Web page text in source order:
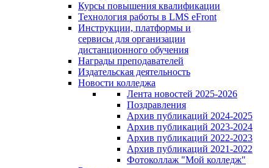
Курсы повышения квалификации
Технология работы в LMS eFront
Инструкции, платформы и
сервисы для организации
дистанционного обучения
Награды преподавателей
Издательская деятельность
Новости колледжа
Лента новостей 2025-2026
Поздравления
Архив публикаций 2024-2025
Архив публикаций 2023-2024
Архив публикаций 2022-2023
Архив публикаций 2021-2022
Фотоколлаж "Мой колледж"